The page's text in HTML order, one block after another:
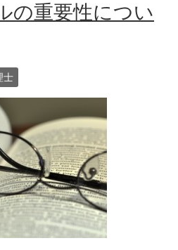
の重要性につい
士